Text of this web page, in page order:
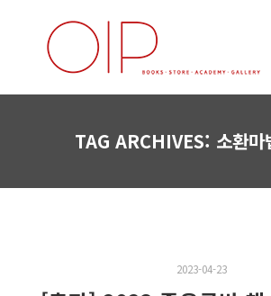
TAG ARCHIVES: 소환마
2023-04-23